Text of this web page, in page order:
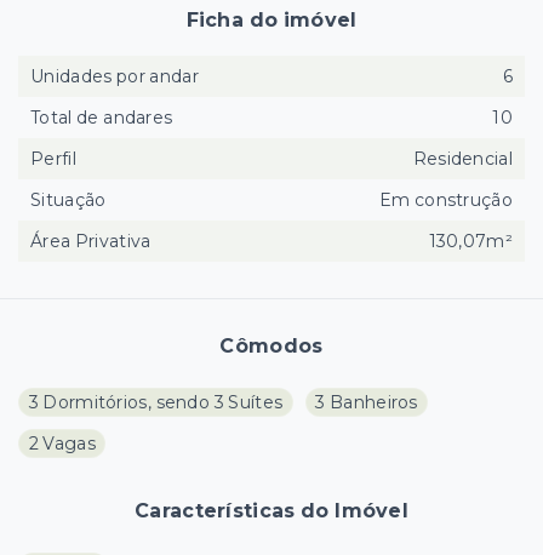
Cômodos
3 Dormitórios, sendo 3 Suítes
3 Banheiros
2 Vagas
Características do Imóvel
Ficha do imóvel
Unidades por andar
6
Total de andares
10
Perfil
Residencial
Situação
Em construção
Área Privativa
130,07m²